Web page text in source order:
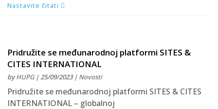
Nastavite čitati
Pridružite se međunarodnoj platformi SITES &
CITES INTERNATIONAL
byHUPG| 25/09/2023 | Novosti
Pridružite se međunarodnoj platformi SITES & CITES
INTERNATIONAL – globalnoj